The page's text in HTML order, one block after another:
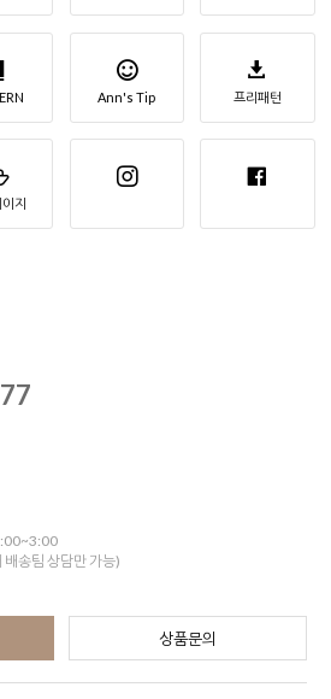
Ann's Tip 프리패턴
지
송팀 상담만 가능)
상품문의